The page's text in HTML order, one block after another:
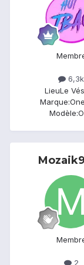
6,3k
LieuLe
Marque:
Modèle:
2